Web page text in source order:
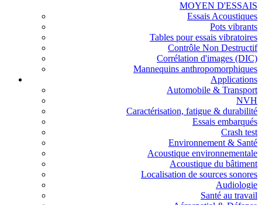
MOYEN D'ESSAIS
Essais Acoustiques
Pots vibrants
Tables pour essais vibratoires
Contrôle Non Destructif
Corrélation d'images (DIC)
Mannequins anthropomorphiques
Applications
Automobile & Transport
NVH
Caractérisation, fatigue & durabilité
Essais embarqués
Crash test
Environnement & Santé
Acoustique environnementale
Acoustique du bâtiment
Localisation de sources sonores
Audiologie
Santé au travail